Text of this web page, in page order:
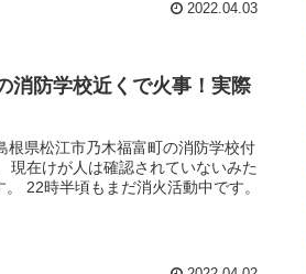
2022.04.03
消防学校近くで火事！実際
根県松江市乃木福富町の消防学校付
現在けが人は確認されていないみた
22時半頃もまだ消火活動中です。